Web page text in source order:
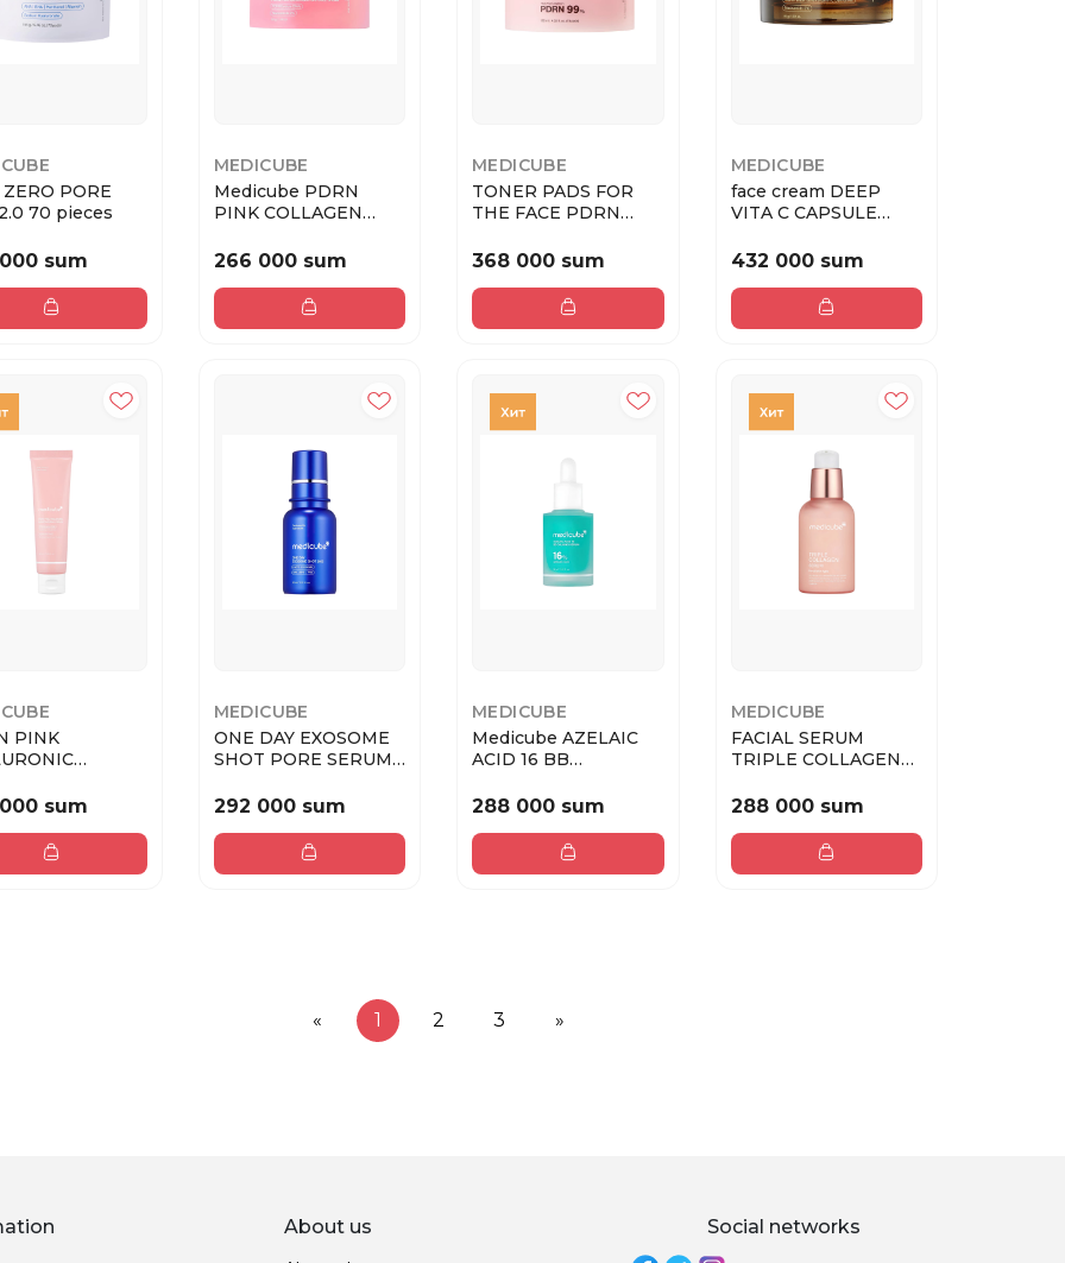
PORE
70 pieces
sum
MEDICUBE
Medicube PDRN
PINK COLLAGEN
/ Кр...
266 000 sum
MEDICUBE
TONER PADS FOR
THE FACE PDRN
TONING ...
368 000 sum
MEDICUBE
face cream DEEP
VITA C CAPSULE
432 000 sum
PINK
sum
MEDICUBE
ONE DAY EXOSOME
SHOT PORE SERUM
292 000 sum
MEDICUBE
Medicube AZELAIC
ACID 16 BB
30ml
288 000 sum
MEDICUBE
FACIAL SERUM
TRIPLE COLLAGEN
288 000 sum
« 1 2 3 »
About us Social networks